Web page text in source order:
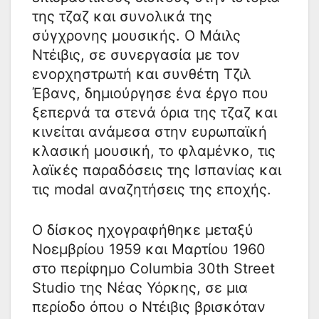
της τζαζ και συνολικά της
σύγχρονης μουσικής. Ο Μάιλς
Ντέιβις, σε συνεργασία με τον
ενορχηστρωτή και συνθέτη Τζιλ
Έβανς, δημιούργησε ένα έργο που
ξεπερνά τα στενά όρια της τζαζ και
κινείται ανάμεσα στην ευρωπαϊκή
κλασική μουσική, το φλαμένκο, τις
λαϊκές παραδόσεις της Ισπανίας και
τις modal αναζητήσεις της εποχής.
Ο δίσκος ηχογραφήθηκε μεταξύ
Νοεμβρίου 1959 και Μαρτίου 1960
στο περίφημο Columbia 30th Street
Studio της Νέας Υόρκης, σε μια
περίοδο όπου ο Ντέιβις βρισκόταν